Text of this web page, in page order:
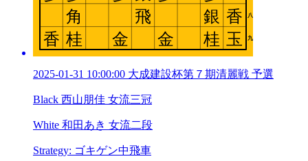
2025-01-31 10:00:00 大成建設杯第７期清麗戦 予選
Black 西山朋佳 女流三冠
White 和田あき 女流二段
Strategy: ゴキゲン中飛車